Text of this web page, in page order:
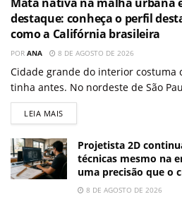
destaque: conheça o perfil
como a Califórnia brasileira
POR ANA 8 DE AGOSTO DE 2026
Cidade grande do interior costuma
tinha antes. No nordeste de São
LEIA MAIS
Projetista 2D
técnicas mesmo na
uma precisão que o
8 DE AGOSTO DE 2026